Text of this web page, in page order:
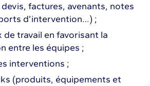
factures, avenants, notes
d’intervention…) ;
de travail en favorisant la
entre les équipes ;
interventions ;
(produits, équipements et